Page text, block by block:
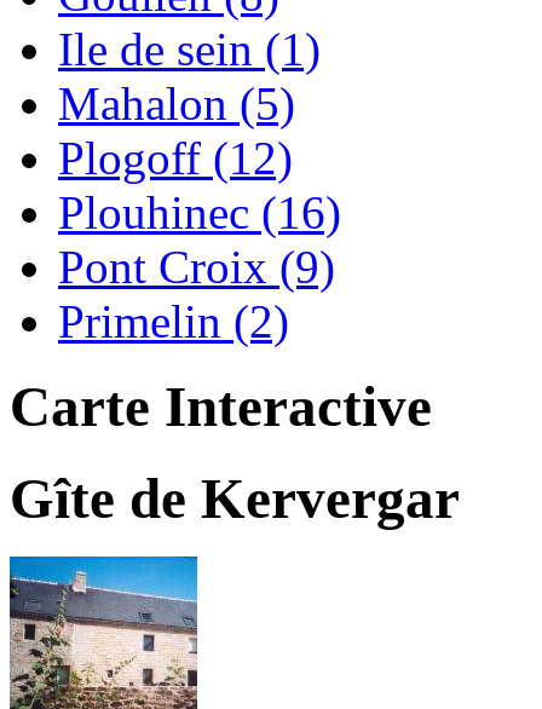
Ile de sein (1)
Mahalon (5)
Plogoff (12)
Plouhinec (16)
Pont Croix (9)
Primelin (2)
Carte Interactive
Gîte de Kervergar